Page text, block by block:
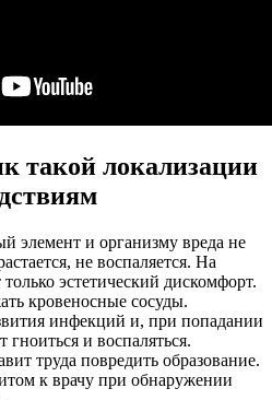
такой локализации
элемент и организму вреда не
не воспаляется. На
эстетический дискомфорт.
кровеносные сосуды.
инфекций и, при попадании
и воспаляться.
труда повредить образование.
к врачу при обнаружении